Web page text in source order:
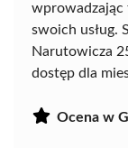
wprowadzając
swoich usług.
Narutowicza
dostęp dla
Ocena w